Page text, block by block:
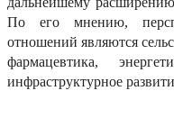
По его мнению,
отношений являются
фармацевтика,
инфраструктурное